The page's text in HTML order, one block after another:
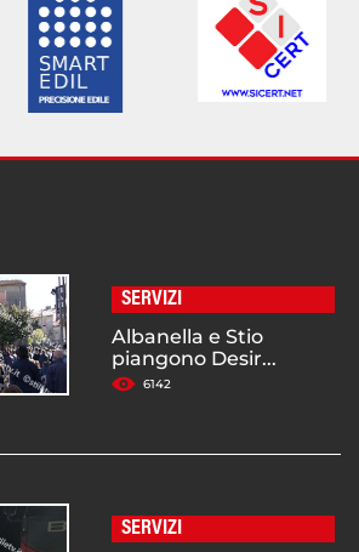
SERVIZI
Albanella e Stio
piangono Desir...
6142
SERVIZI